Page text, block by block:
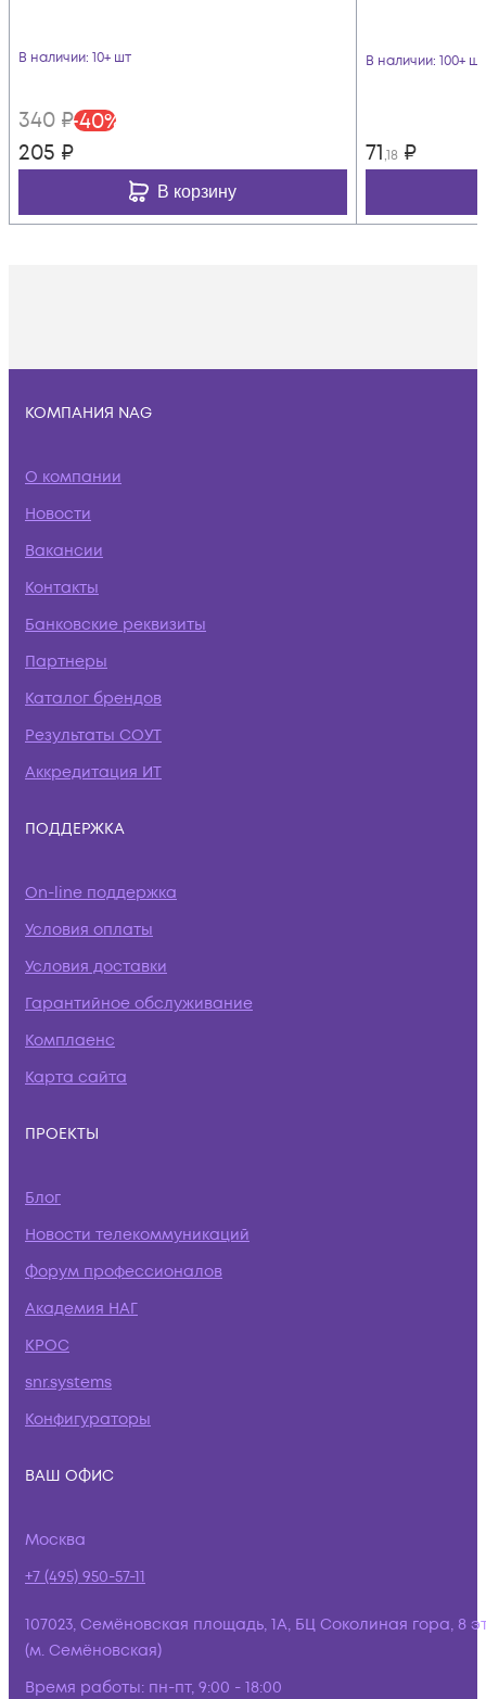
В наличии: 10+ шт
340 ₽-40%
205 ₽
В корзину
В наличии: 100+ шт
71,18 ₽
КОМПАНИЯ NAG
О компании
Новости
Вакансии
Контакты
Банковские реквизиты
Партнеры
Каталог брендов
Результаты СОУТ
Аккредитация ИТ
ПОДДЕРЖКА
On-line поддержка
Условия оплаты
Условия доставки
Гарантийное обслуживание
Комплаенс
Карта сайта
ПРОЕКТЫ
Блог
Новости телекоммуникаций
Форум профессионалов
Академия НАГ
КРОС
snr.systems
Конфигураторы
ВАШ ОФИС
Москва
+7 (495) 950-57-11
107023, Семёновская площадь, 1А, БЦ Соколиная гора, 8
(м. Семёновская)
Время работы: пн-пт, 9:00 - 18:00